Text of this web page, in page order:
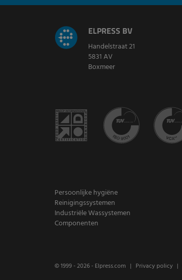
ELPRESS BV
Handelstraat 21
5831 AV
Boxmeer
Persoonlijke hygiëne
Reinigingssystemen
Industriële Wassystemen
Componenten
© 1999 - 2026 - Elpress.com Privacy policy